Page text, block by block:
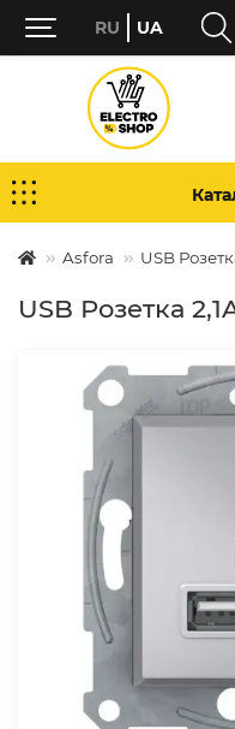
Asfora USB
USB Розетка
RU UA